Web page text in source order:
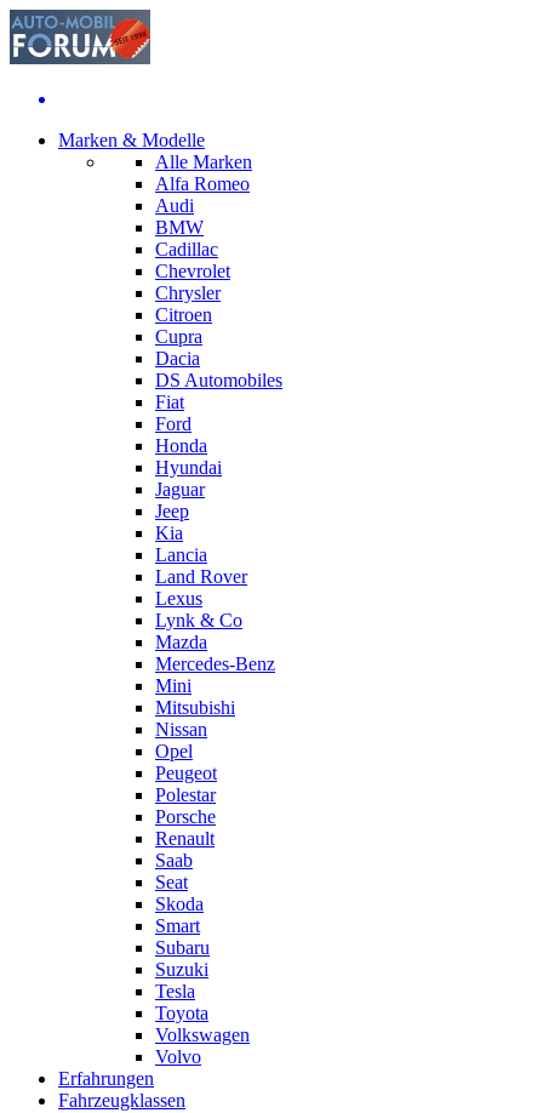
Marken & Modelle
Alle Marken
Alfa Romeo
Audi
BMW
Cadillac
Chevrolet
Chrysler
Citroen
Cupra
Dacia
DS Automobiles
Fiat
Ford
Honda
Hyundai
Jaguar
Jeep
Kia
Lancia
Land Rover
Lexus
Lynk & Co
Mazda
Mercedes-Benz
Mini
Mitsubishi
Nissan
Opel
Peugeot
Polestar
Porsche
Renault
Saab
Seat
Skoda
Smart
Subaru
Suzuki
Tesla
Toyota
Volkswagen
Volvo
Erfahrungen
Fahrzeugklassen